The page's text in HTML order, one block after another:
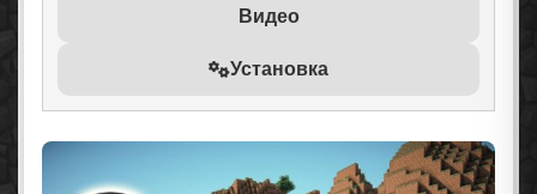
Видео
Установка